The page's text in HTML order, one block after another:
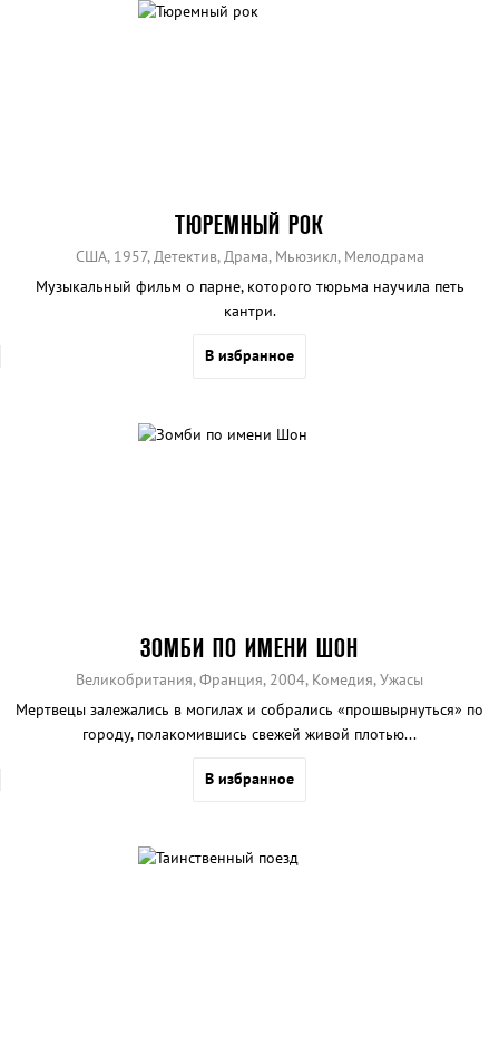
ТЮРЕМНЫЙ РОК
США, 1957, Детектив, Драма, Мьюзикл, Мелодрама
Музыкальный фильм о парне, которого тюрьма научила петь
кантри.
В избранное
ЗОМБИ ПО ИМЕНИ ШОН
Великобритания, Франция, 2004, Комедия, Ужасы
Мертвецы залежались в могилах и собрались «прошвырнуться» по
городу, полакомившись свежей живой плотью...
В избранное